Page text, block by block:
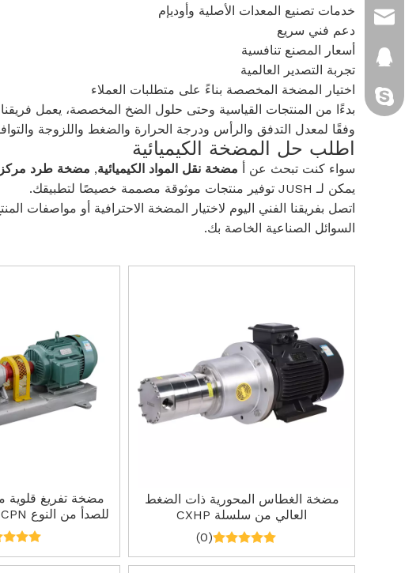
خدمات تصنيع المعدات الأصلية وأوديإم
دعم فني سريع
أسعار المصنع تنافسية
تجربة التصدير العالمية
اختيار المضخة المخصصة بناءً على متطلبات العملاء
بدءًا من المنتجات القياسية وحتى حلول الضخ المخصصة، يعمل
وفقًا لمعدل التدفق والرأس ودرجة الحرارة والضغط واللزوجة
اطلب حل المضخة الكيميائية
سواء كنت تبحث عن أ مضخة نقل المواد الكيميائية, مضخة طرد
يمكن لـ JUSH توفير منتجات موثوقة مصممة خصيصًا لتطبيقك.
اتصل بفريقنا الفني اليوم لاختيار المضخة الاحترافية أو مواصفات
السوائل الصناعية الخاصة بك.
مضخة الغطاس المحورية ذات الضغط
العالي من سلسلة CXHP
(0)
مضخة تفريغ قلوية
للصدأ من النوع CPN غير قابلة للانسداد
sales@jush-
2880151124
cixi-kitty